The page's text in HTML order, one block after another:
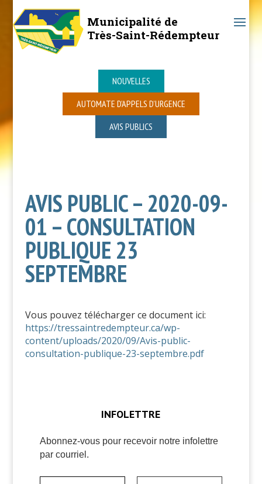
Municipalité de
Très-Saint-Rédempteur
NOUVELLES
AUTOMATE D’APPELS D’URGENCE
AVIS PUBLICS
AVIS PUBLIC – 2020-09-
01 – CONSULTATION
PUBLIQUE 23
SEPTEMBRE
Vous pouvez télécharger ce document ici:
https://tressaintredempteur.ca/wp-
content/uploads/2020/09/Avis-public-
consultation-publique-23-septembre.pdf
INFOLETTRE
Abonnez-vous pour recevoir notre infolettre
par courriel.